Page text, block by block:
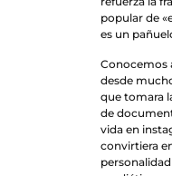
popular de
es un
Conocemos
desde
que tomara
de
vida en
convirtiera
personalidad